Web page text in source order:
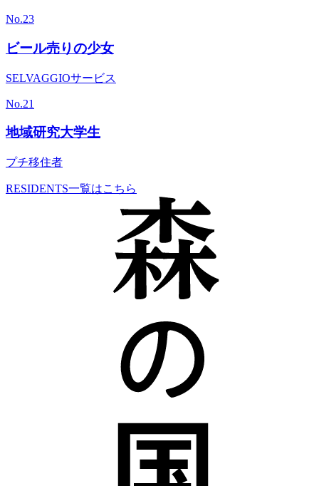
No.23
ビール売りの少女
SELVAGGIOサービス
No.21
地域研究大学生
プチ移住者
RESIDENTS一覧はこちら